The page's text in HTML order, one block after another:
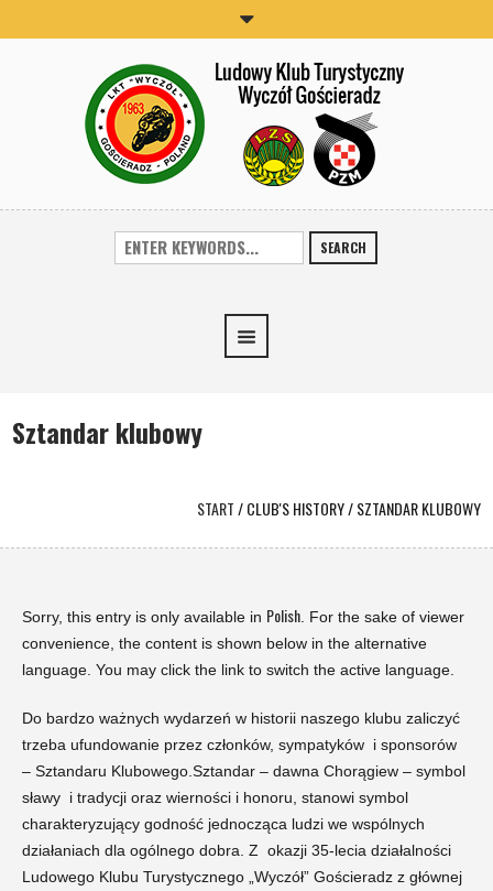
SEARCH
Sztandar klubowy
START/CLUB'S HISTORY/SZTANDAR KLUBOWY
Sorry, this entry is only available in Polish . For the sake of viewer
convenience, the content is shown below in the alternative
language. You may click the link to switch the active language.
Do bardzo ważnych wydarzeń w historii naszego klubu zaliczyć
trzeba ufundowanie przez członków, sympatyków i sponsorów
– Sztandaru Klubowego.Sztandar – dawna Chorągiew – symbol
sławy i tradycji oraz wierności i honoru, stanowi symbol
charakteryzujący godność jednocząca ludzi we wspólnych
działaniach dla ogólnego dobra. Z okazji 35-lecia działalności
Ludowego Klubu Turystycznego „Wyczół” Gościeradz z głównej